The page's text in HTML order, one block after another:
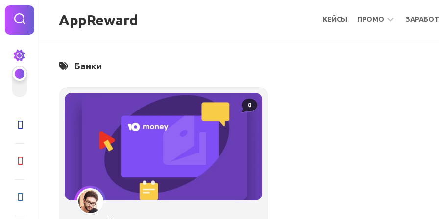
Перейти
содержанию
AppReward КЕЙСЫ ПРОМО
Банки
0